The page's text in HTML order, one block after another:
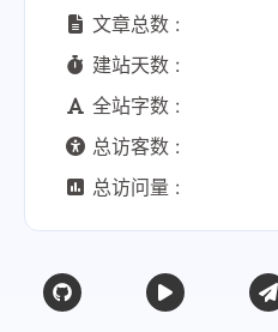
文章总数 :
建站天数 :
全站字数 :
总访客数 :
总访问量 :